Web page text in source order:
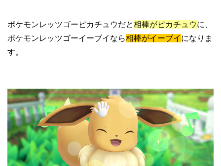
ポケモンレッツゴーピカチュウだと相棒がピカチュウに、
ポケモンレッツゴーイーブイなら相棒がイーブイ になりま
す。